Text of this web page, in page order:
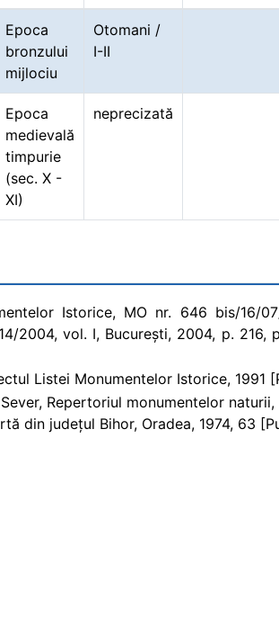
Epoca
bronzului
mijlociu
Otomani /
I-II
Epoca
medievală
timpurie
(sec. X -
XI)
neprecizată
Istorice, MO nr. 646 bis/16/
2004, vol. I, București, 2004, p. 216,
Listei Monumentelor Istorice, 1991
Repertoriul monumentelor
din județul Bihor, Oradea, 1974, 63